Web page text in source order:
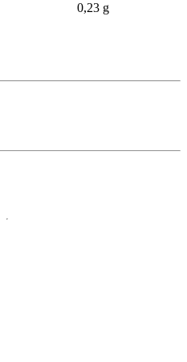
0,23 g